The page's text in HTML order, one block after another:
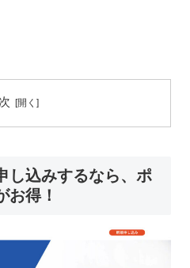
し込みするなら、ポ
お得！